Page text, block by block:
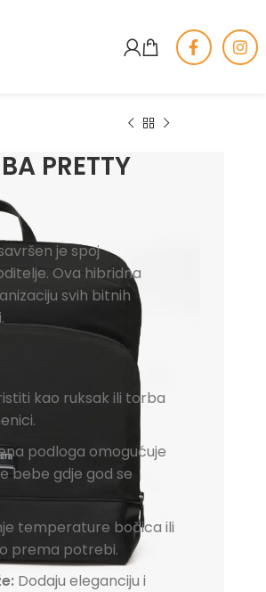
PRETTY
je spoj
Ova hibridna
svih bitnih
kao ruksak ili torba
podloga omogućuje
bebe gdje god se
temperature bočica ili
prema potrebi.
Dodaju eleganciju i